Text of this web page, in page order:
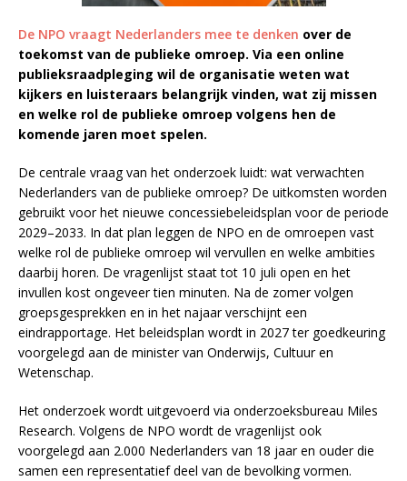
De NPO vraagt Nederlanders mee te denken over de
toekomst van de publieke omroep. Via een online
publieksraadpleging wil de organisatie weten wat
kijkers en luisteraars belangrijk vinden, wat zij missen
en welke rol de publieke omroep volgens hen de
komende jaren moet spelen.
De centrale vraag van het onderzoek luidt: wat verwachten
Nederlanders van de publieke omroep? De uitkomsten worden
gebruikt voor het nieuwe concessiebeleidsplan voor de periode
2029–2033. In dat plan leggen de NPO en de omroepen vast
welke rol de publieke omroep wil vervullen en welke ambities
daarbij horen. De vragenlijst staat tot 10 juli open en het
invullen kost ongeveer tien minuten. Na de zomer volgen
groepsgesprekken en in het najaar verschijnt een
eindrapportage. Het beleidsplan wordt in 2027 ter goedkeuring
voorgelegd aan de minister van Onderwijs, Cultuur en
Wetenschap.
Het onderzoek wordt uitgevoerd via onderzoeksbureau Miles
Research. Volgens de NPO wordt de vragenlijst ook
voorgelegd aan 2.000 Nederlanders van 18 jaar en ouder die
samen een representatief deel van de bevolking vormen.